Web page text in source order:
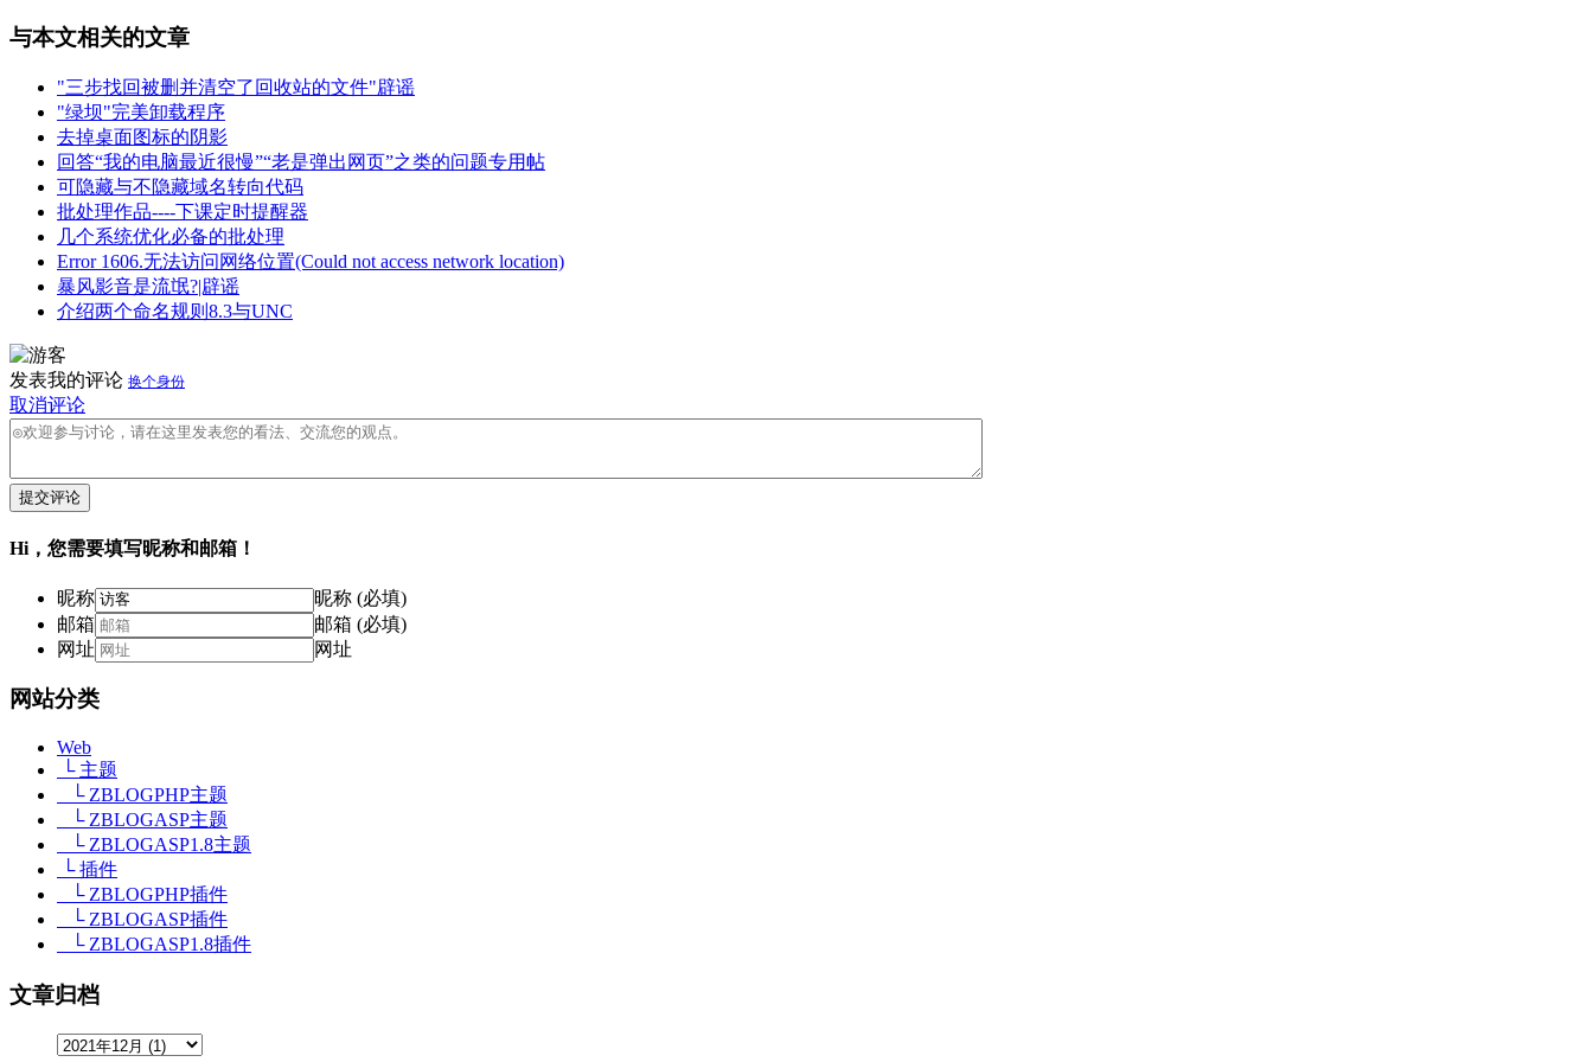
与本文相关的文章
"三步找回被删并清空了回收站的文件"辟谣
"绿坝"完美卸载程序
去掉桌面图标的阴影
回答“我的电脑最近很慢”“老是弹出网页”之类的问题专用帖
可隐藏与不隐藏域名转向代码
批处理作品----下课定时提醒器
几个系统优化必备的批处理
Error 1606.无法访问网络位置(Could not access network location)
暴风影音是流氓?|辟谣
介绍两个命名规则8.3与UNC
发表我的评论 换个身份
取消评论
提交评论
Hi，您需要填写昵称和邮箱！
昵称
昵称 (必填)
邮箱
邮箱 (必填)
网址
网址
网站分类
Web
└ 主题
└ ZBLOGPHP主题
└ ZBLOGASP主题
└ ZBLOGASP1.8主题
└ 插件
└ ZBLOGPHP插件
└ ZBLOGASP插件
└ ZBLOGASP1.8插件
文章归档